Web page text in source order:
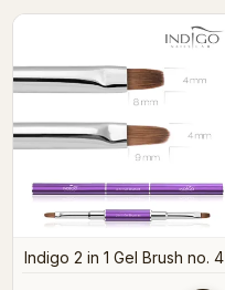
Indigo 2 in 1 Gel Brush no. 4